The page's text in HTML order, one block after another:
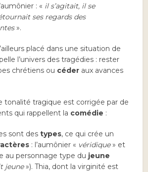
: « il s’agitait, il se
ses regards des
».
placé dans une situation de
l’univers des tragédies : rester
chrétiens ou céder aux avances
tonalité tragique est corrigée par de
qui rappellent la comédie :
sont destypes, ce qui crée un
: l’aumônier « véridique» et
au personnage type du jeune
jeune»). Thia, dont la virginité est